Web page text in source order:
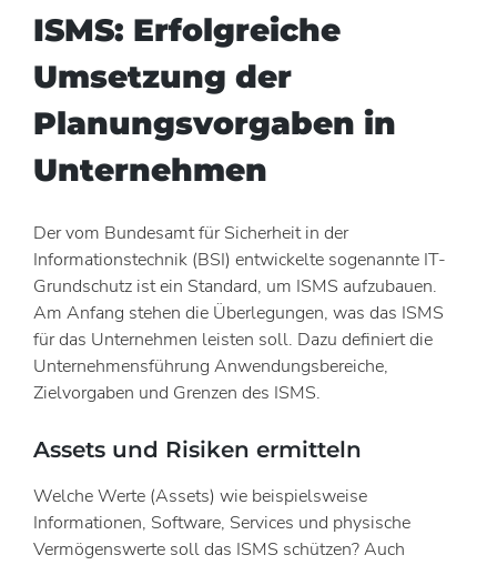
ISMS: Erfolgreiche
Umsetzung der
Planungsvorgaben in
Unternehmen
Der vom Bundesamt für Sicherheit in der
Informationstechnik (BSI) entwickelte sogenannte IT-
Grundschutz ist ein Standard, um ISMS aufzubauen.
Am Anfang stehen die Überlegungen, was das ISMS
für das Unternehmen leisten soll. Dazu definiert die
Unternehmensführung Anwendungsbereiche,
Zielvorgaben und Grenzen des ISMS.
Assets und Risiken ermitteln
Welche Werte (Assets) wie beispielsweise
Informationen, Software, Services und physische
Vermögenswerte soll das ISMS schützen? Auch